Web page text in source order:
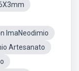
ImaNeodimio
Artesanato